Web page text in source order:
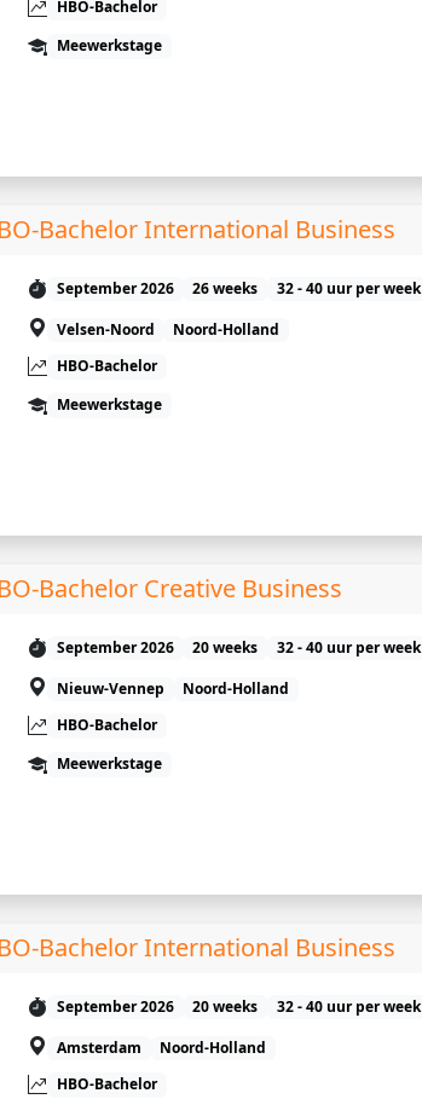
HBO-Bachelor
Meewerkstage
Bachelor International Business
September 2026 26 weeks
32 - 40 uur per week
Velsen-Noord
Noord-Holland
HBO-Bachelor
Meewerkstage
Bachelor Creative Business
September 2026 20 weeks
32 - 40 uur per week
Nieuw-Vennep
Noord-Holland
HBO-Bachelor
Meewerkstage
Bachelor International Business
September 2026 20 weeks
32 - 40 uur per week
Amsterdam
Noord-Holland
HBO-Bachelor